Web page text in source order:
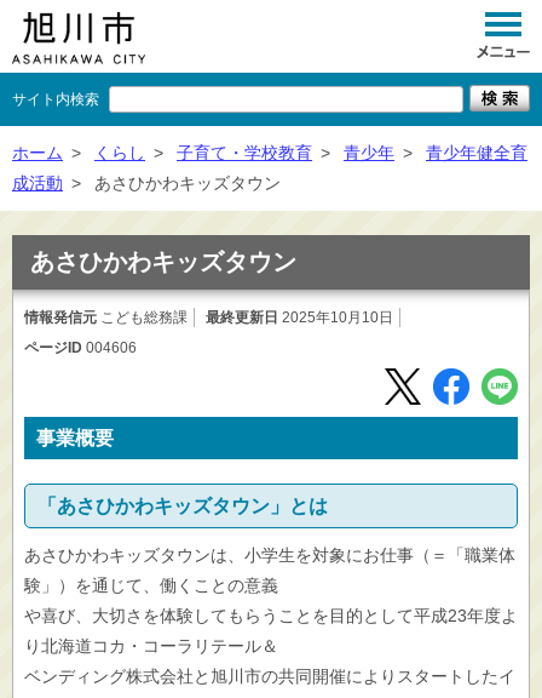
サイト内検索
くらし
観光
事業者向け
ホーム > くらし > 子育て・学校教育 > 青少年 >
青少年健全育
成活動 > あさひかわキッズタウン
あさひかわキッズタウン
情報発信元 こども総務課 最終更新日 2025年10月10日
ページID 004606
事業概要
「あさひかわキッズタウン」とは
あさひかわキッズタウンは、小学生を対象にお仕事（＝「職業体
験」）を通じて、働くことの意義
や喜び、大切さを体験してもらうことを目的として平成23年度よ
り北海道コカ・コーラリテール＆
ベンディング株式会社と旭川市の共同開催によりスタートしたイ